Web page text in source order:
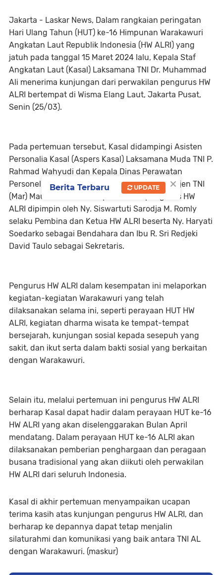
Jakarta - Laskar News, Dalam rangkaian peringatan
Hari Ulang Tahun (HUT) ke-16 Himpunan Warakawuri
Angkatan Laut Republik Indonesia (HW ALRI) yang
jatuh pada tanggal 15 Maret 2024 lalu, Kepala Staf
Angkatan Laut (Kasal) Laksamana TNI Dr. Muhammad
Ali menerima kunjungan dari perwakilan pengurus HW
ALRI bertempat di Wisma Elang Laut, Jakarta Pusat,
Senin (25/03).
Pada pertemuan tersebut, Kasal didampingi Asisten
Personalia Kasal (Aspers Kasal) Laksamana Muda TNI P.
Rahmad Wahyudi dan Kepala Dinas Perawatan
Personel Angkatan Laut (Kadiswatpersal) Brigjen TNI
(Mar) Mauriadi menerima perwakilan pengurus HW
ALRI dipimpin oleh Ny. Siswartuti Sarodja M. Romly
selaku Pembina dan Ketua HW ALRI beserta Ny. Haryati
Soedarko sebagai Bendahara dan Ibu R. Sri Redjeki
David Taulo sebagai Sekretaris.
Pengurus HW ALRI dalam kesempatan ini melaporkan
kegiatan-kegiatan Warakawuri yang telah
dilaksanakan selama ini, seperti perayaan HUT HW
ALRI, kegiatan dharma wisata ke tempat-tempat
bersejarah, kunjungan sosial kepada sesepuh yang
sakit, dan ikut serta dalam bakti sosial yang berkaitan
dengan Warakawuri.
Selain itu, melalui pertemuan ini pengurus HW ALRI
berharap Kasal dapat hadir dalam perayaan HUT ke-16
HW ALRI yang akan diselenggarakan Bulan April
mendatang. Dalam perayaan HUT ke-16 ALRI akan
dilaksanakan pemberian penghargaan dan peragaan
busana tradisional yang akan diikuti oleh perwakilan
HW ALRI dari seluruh Indonesia.
Kasal di akhir pertemuan menyampaikan ucapan
terima kasih atas kunjungan pengurus HW ALRI, dan
berharap ke depannya dapat tetap menjalin
silaturahmi dan komunikasi yang baik antara TNI AL
dengan Warakawuri. (maskur)
×
Berita Terbaru UPDATE